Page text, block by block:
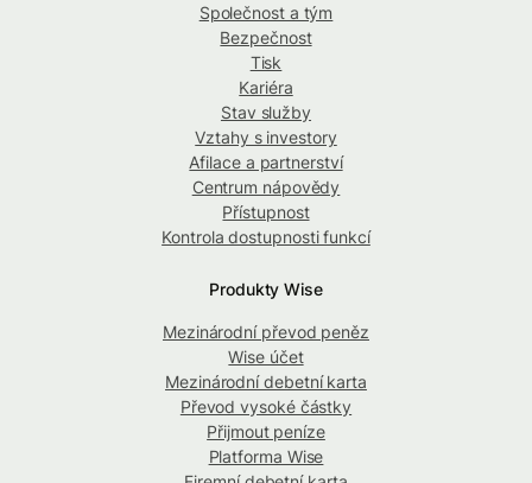
Společnost a tým
Bezpečnost
Tisk
Kariéra
Stav služby
Vztahy s investory
Afilace a partnerství
Centrum nápovědy
Přístupnost
Kontrola dostupnosti funkcí
Produkty Wise
Mezinárodní převod peněz
Wise účet
Mezinárodní debetní karta
Převod vysoké částky
Přijmout peníze
Platforma Wise